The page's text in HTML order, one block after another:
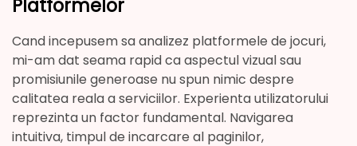
Platformelor
Cand incepusem sa analizez platformele de jocuri,
mi-am dat seama rapid ca aspectul vizual sau
promisiunile generoase nu spun nimic despre
calitatea reala a serviciilor. Experienta utilizatorului
reprezinta un factor fundamental. Navigarea
intuitiva, timpul de incarcare al paginilor,